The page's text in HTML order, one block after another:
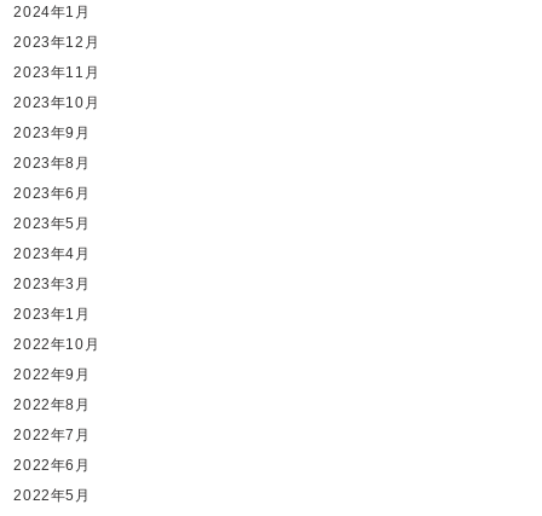
2024年1月
2023年12月
2023年11月
2023年10月
2023年9月
2023年8月
2023年6月
2023年5月
2023年4月
2023年3月
2023年1月
2022年10月
2022年9月
2022年8月
2022年7月
2022年6月
2022年5月